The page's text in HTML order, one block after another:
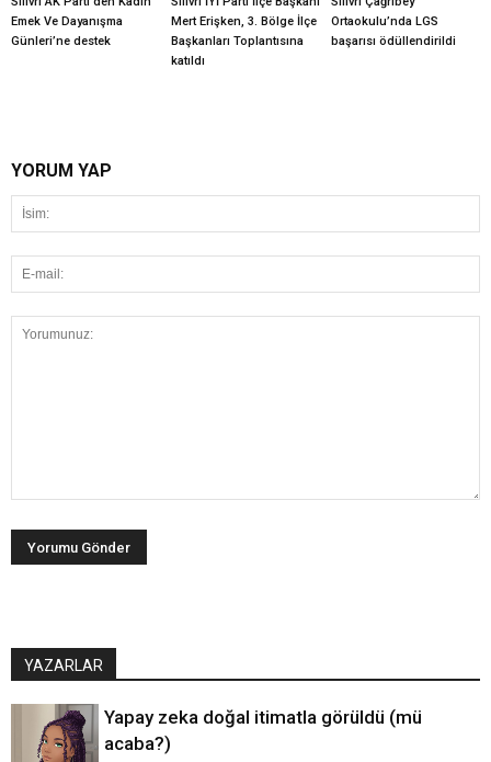
Emek Ve Dayanışma
Günleri’ne destek
Mert Erişken, 3. Bölge İlçe
Başkanları Toplantısına
katıldı
Ortaokulu’nda LGS
başarısı ödüllendirildi
YORUM YAP
YAZARLAR
Yapay zeka doğal itimatla görüldü (mü
acaba?)